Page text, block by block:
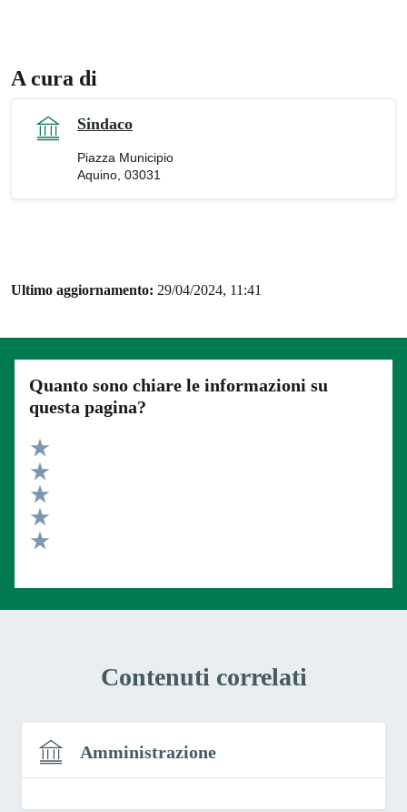
A cura di
Sindaco
Piazza Municipio
Aquino, 03031
Ultimo aggiornamento: 29/04/2024, 11:41
Quanto sono chiare le informazioni su
questa pagina?
Valuta 5 stelle su 5
Valuta 4 stelle su 5
Valuta 3 stelle su 5
Valuta 2 stelle su 5
Contenuti correlati
Amministrazione